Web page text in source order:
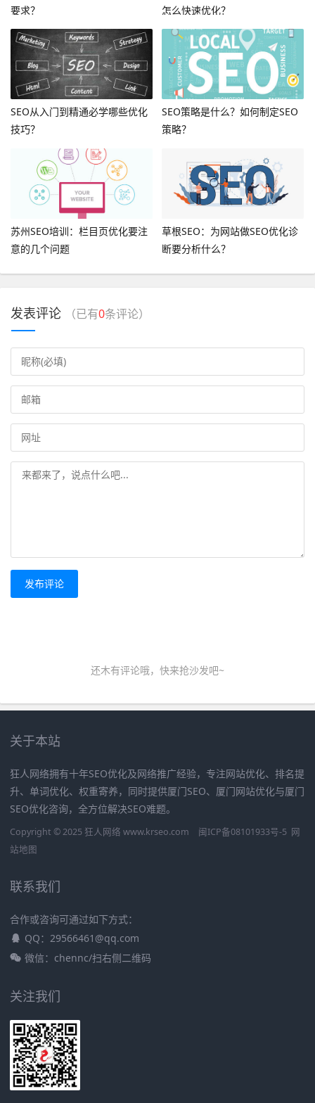
要求？
怎么快速优化？
SEO从入门到精通必学哪些优化
技巧？
SEO策略是什么？如何制定SEO
策略？
苏州SEO培训：栏目页优化要注
意的几个问题
草根SEO：为网站做SEO优化诊
断要分析什么？
发表评论 （已有0条评论）
发布评论
还木有评论哦，快来抢沙发吧~
关于本站
狂人网络拥有十年SEO优化及网络推广经验，专注网站优化、排名提
升、单词优化、权重寄养，同时提供厦门SEO、厦门网站优化与厦门
SEO优化咨询，全方位解决SEO难题。
Copyright © 2025 狂人网络 www.krseo.com 闽ICP备08101933号-5 网
站地图
联系我们
合作或咨询可通过如下方式：
QQ：29566461@qq.com
微信：chennc/扫右侧二维码
关注我们